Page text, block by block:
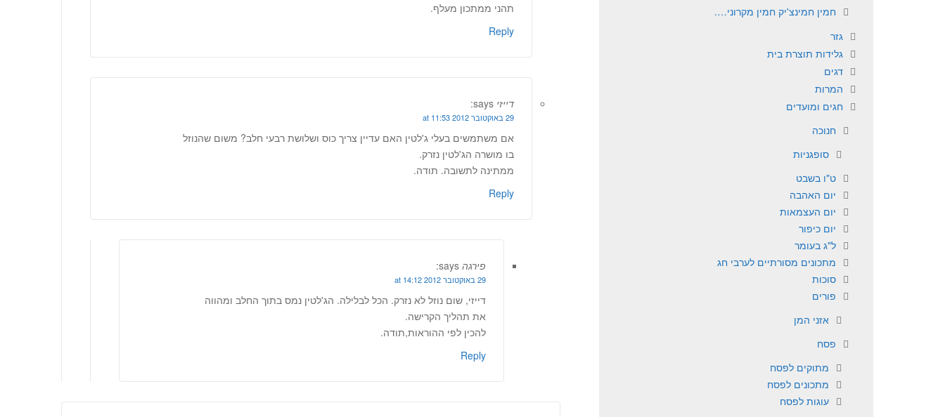
תהני ממתכון מעלף.
Reply
דייזי says:
29 באוקטובר 2012 at 11:53
אם משתמשים בעלי ג'לטין האם עדיין צריך כוס ושלושת רבעי חלב? משום שהנוזל
בו מושרה הג'לטין נזרק.
ממתינה לתשובה. תודה.
Reply
פירגה says:
29 באוקטובר 2012 at 14:12
דייזי, שום נוזל לא נזרק. הכל לבלילה. הג'לטין נמס בתוך החלב ומהווה
את תהליך הקרישה.
להכין לפי ההוראות,תודה.
Reply
חמין חמינצ'יק חמין מקרוני….
גזר
גלידות תוצרת בית
דגים
המרות
חגים ומועדים
חנוכה
סופגניות
ט"ו בשבט
יום האהבה
יום העצמאות
יום כיפור
ל"ג בעומר
מתכונים מסורתיים לערבי חג
סוכות
פורים
אזני המן
פסח
מתוקים לפסח
מתכונים לפסח
עוגות לפסח